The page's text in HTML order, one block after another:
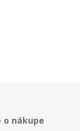
o nákupe